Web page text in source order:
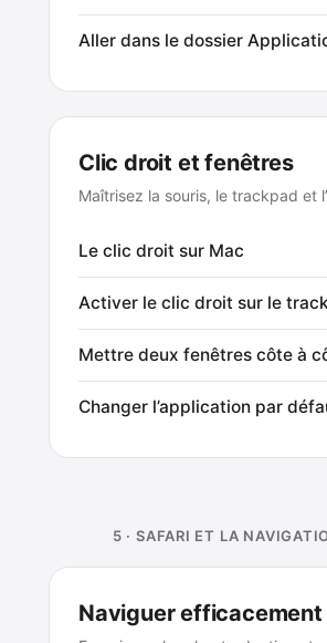
Aller dans le dossier
Clic droit et fenêtres
Maîtrisez la souris, le trackpad et
Le clic droit sur Mac
Activer le clic droit sur le
Mettre deux fenêtres côte à
Changer l’application par
5 · SAFARI ET LA
Naviguer efficacement